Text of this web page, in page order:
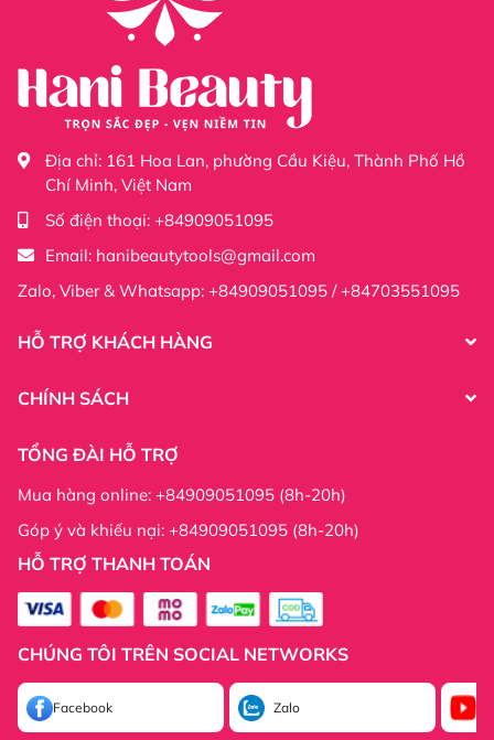
Thông tin công ty:
Thông tin công ty:
Địa chỉ: 161 Hoa Lan, phường Cầu Kiệu, Thành Phố Hồ
Chí Minh, Việt Nam
Số điện thoại: +84909051095
Email: hanibeautytools@gmail.com
Zalo, Viber & Whatsapp: +84909051095 / +84703551095
HỖ TRỢ KHÁCH HÀNG
CHÍNH SÁCH
TỔNG ĐÀI HỖ TRỢ
Mua hàng online: +84909051095 (8h-20h)
Góp ý và khiếu nại: +84909051095 (8h-20h)
HỖ TRỢ THANH TOÁN
CHÚNG TÔI TRÊN SOCIAL NETWORKS
Facebook Zalo